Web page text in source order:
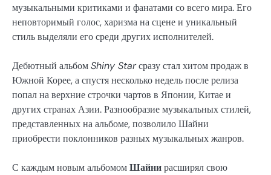
музыкальными критиками и фанатами со всего мира. Его
неповторимый голос, харизма на сцене и уникальный
стиль выделяли его среди других исполнителей.
Дебютный альбомShiny Starсразу стал хитом продаж в
Южной Корее, а спустя несколько недель после релиза
попал на верхние строчки чартов в Японии, Китае и
других странах Азии. Разнообразие музыкальных стилей,
представленных на альбоме, позволило Шайни
приобрести поклонников разных музыкальных жанров.
С каждым новым альбомомШайнирасширял свою